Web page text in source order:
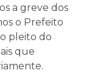
a greve dos
o Prefeito
pleito do
que